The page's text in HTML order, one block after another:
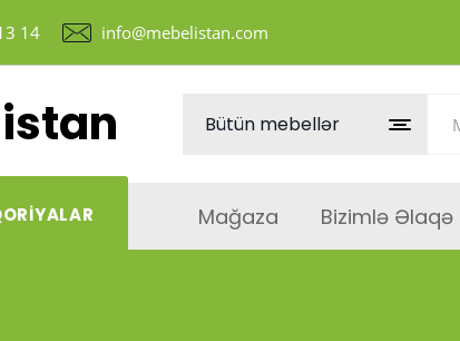
14 info@mebelistan.com
Mağaza Bizimlə Əlaqə